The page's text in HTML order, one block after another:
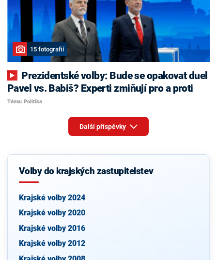
15 fotografií
Pavel vs. Babiš? Experti zmiňují pro a proti
Téma: Politika
Další příspěvky
Volby do krajských zastupitelstev
Krajské volby 2024
Krajské volby 2020
Krajské volby 2016
Krajské volby 2012